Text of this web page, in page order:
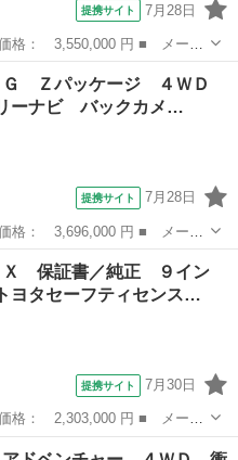
提携サイト 7月28日
■ グレード名： ハイブリ
ビ ＤＶＤ再生 ミュージッ
Ｇ Ｚパッケージ ４ＷＤ
ーナビ バックカメ…
提携サイト 7月28日
■ グレード名： Ｇ Ｚパ
ナビ バックカメラ 衝突被
Ｘ 保証書／純正 ９イン
ヨタセーフティセンス…
提携サイト 7月30日
■ グレード名： Ｘ 保証